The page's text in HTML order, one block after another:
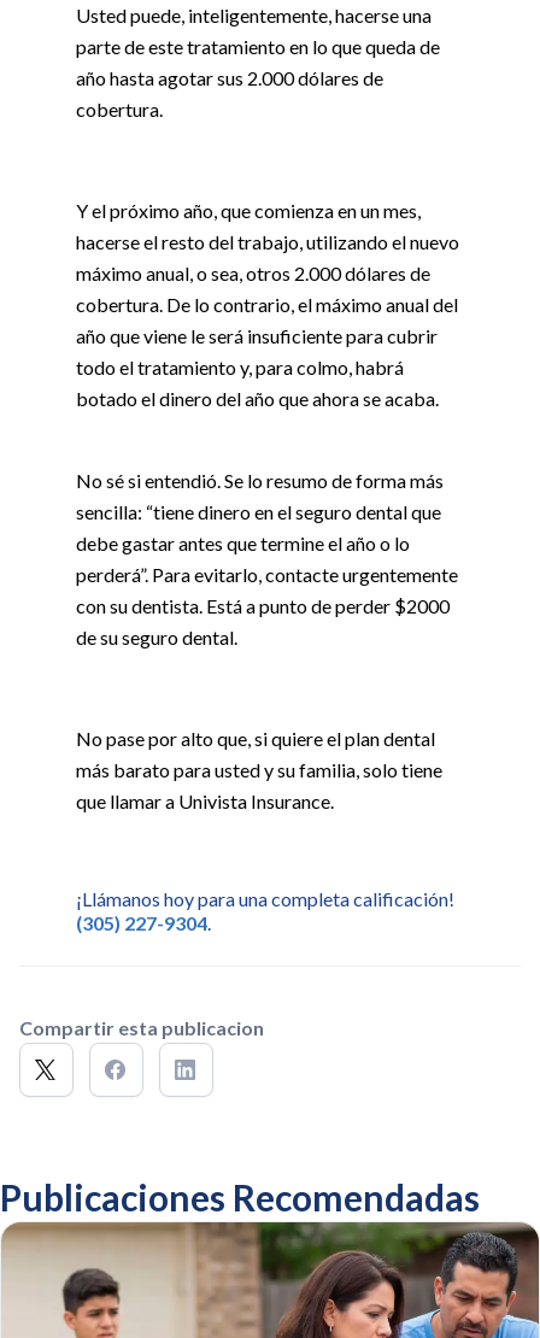
Usted puede, inteligentemente, hacerse una
parte de este tratamiento en lo que queda de
año hasta agotar sus 2.000 dólares de
cobertura.
Y el próximo año, que comienza en un mes,
hacerse el resto del trabajo, utilizando el nuevo
máximo anual, o sea, otros 2.000 dólares de
cobertura. De lo contrario, el máximo anual del
año que viene le será insuficiente para cubrir
todo el tratamiento y, para colmo, habrá
botado el dinero del año que ahora se acaba.
No sé si entendió. Se lo resumo de forma más
sencilla: “tiene dinero en el seguro dental que
debe gastar antes que termine el año o lo
perderá”. Para evitarlo, contacte urgentemente
con su dentista. Está a punto de perder $2000
de su seguro dental.
No pase por alto que, si quiere el plan dental
más barato para usted y su familia, solo tiene
que llamar a Univista Insurance.
¡Llámanos hoy para una completa calificación!
(305) 227-9304.
Compartir esta publicacion
Publicaciones Recomendadas